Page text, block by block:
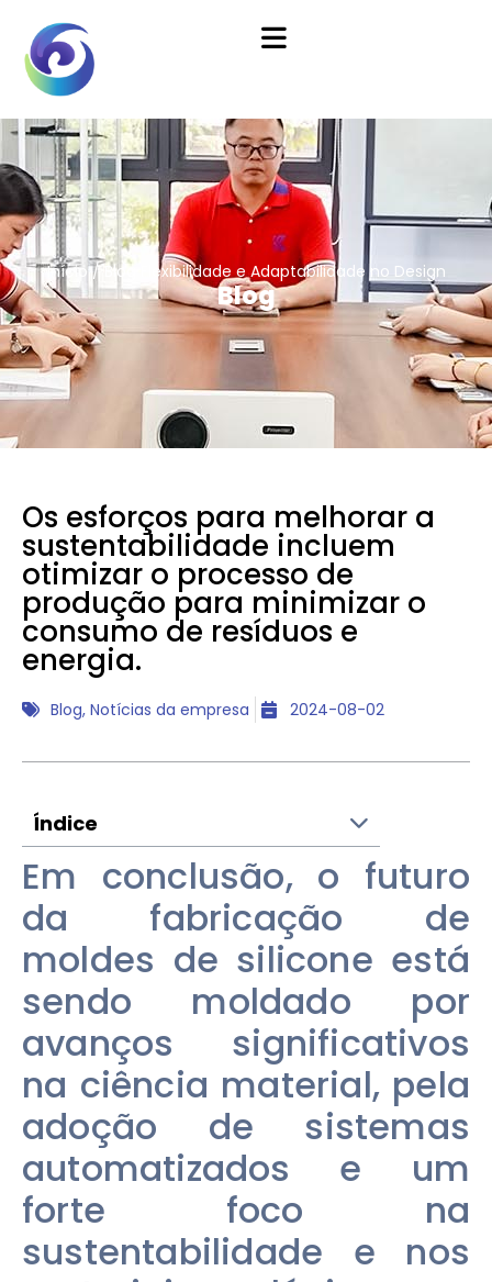
Início/Blog Flexibilidade e Adaptabilidade no Design
Blog
Os esforços para melhorar a
sustentabilidade incluem
otimizar o processo de
produção para minimizar o
consumo de resíduos e
energia.
Blog, Notícias da empresa 2024-08-02
Índice
Em conclusão, o futuro
da fabricação de
moldes de silicone está
sendo moldado por
avanços significativos
na ciência material, pela
adoção de sistemas
automatizados e um
forte foco na
sustentabilidade e nos